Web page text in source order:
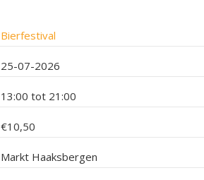
Bierfestival
25-07-2026
13:00 tot 21:00
€10,50
Markt Haaksbergen